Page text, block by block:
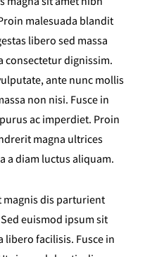
malesuada blandit
libero sed massa
consectetur dignissim.
ante nunc mollis
non nisi. Fusce in
ac imperdiet. Proin
magna ultrices
a diam luctus aliquam.
magnis dis parturient
euismod ipsum sit
libero facilisis. Fusce in